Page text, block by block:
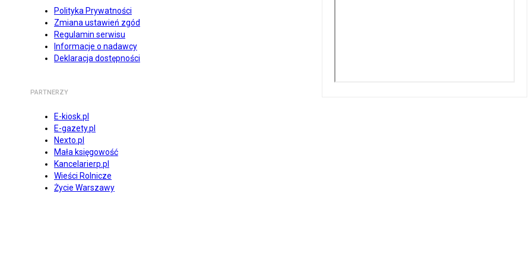
Polityka Prywatności
Zmiana ustawień zgód
Regulamin serwisu
Informacje o nadawcy
Deklaracja dostępności
PARTNERZY
E-kiosk.pl
E-gazety.pl
Nexto.pl
Mała księgowość
Kancelarierp.pl
Wieści Rolnicze
Życie Warszawy